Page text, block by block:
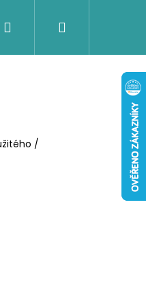
Přihlášení
/